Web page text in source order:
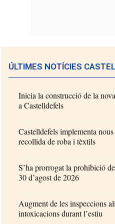
ÚLTIMES NOTÍCIES
Inicia la construcció de la
a Castelldefels
Castelldefels implementa
recollida de roba i tèxtils
S’ha prorrogat la prohibició
30 d’agost de 2026
Augment de les inspeccions
intoxicacions durant l’estiu